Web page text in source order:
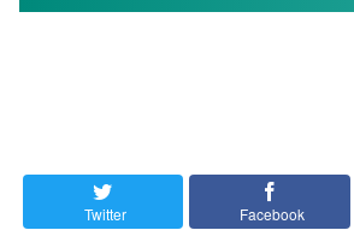
Twitter Facebook